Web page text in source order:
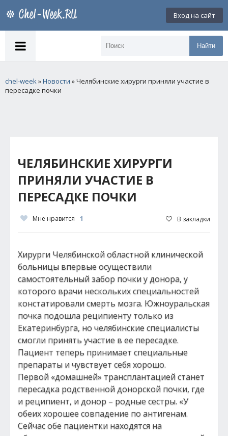
Вход на сайт
Найти
chel-week»Новости » Челябинские хирурги приняли участие в
пересадке почки
ЧЕЛЯБИНСКИЕ ХИРУРГИ
ПРИНЯЛИ УЧАСТИЕ В
ПЕРЕСАДКЕ ПОЧКИ
Мне нравится 1 В закладки
Хирурги Челябинской областной клинической
больницы впервые осуществили
самостоятельный забор почки у донора, у
которого врачи нескольких специальностей
констатировали смерть мозга. Южноуральская
почка подошла реципиенту только из
Екатеринбурга, но челябинские специалисты
смогли принять участие в ее пересадке.
Пациент теперь принимает специальные
препараты и чувствует себя хорошо.
Первой «домашней» трансплантацией станет
пересадка родственной донорской почки, где
и реципиент, и донор – родные сестры. «У
обеих хорошее совпадение по антигенам.
Сейчас обе пациентки находятся на